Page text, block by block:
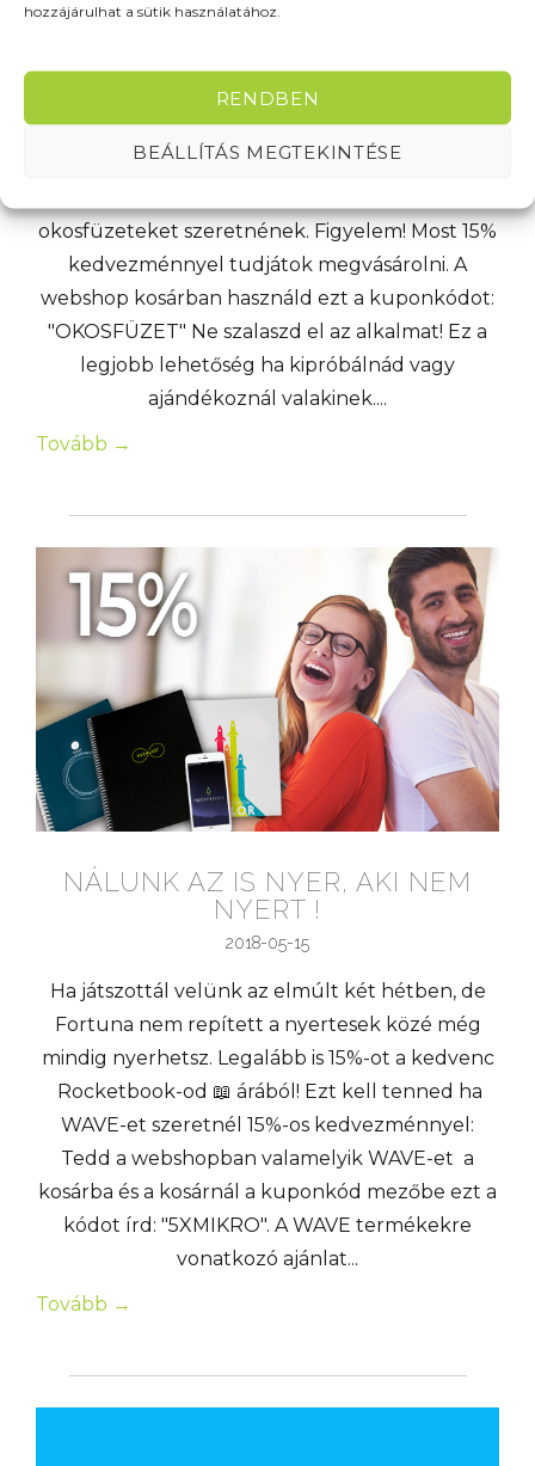
hozzájárulhat a sütik használatához.
RENDBEN
BEÁLLÍTÁS MEGTEKINTÉSE
EVERLAST
Igéretünkhöz híven ezen a héten (05.21.-05.27.)
okosfüzeteket szeretnének. Figyelem! Most 15%
kedvezménnyel tudjátok megvásárolni. A
webshop kosárban használd ezt a kuponkódot:
"OKOSFÜZET" Ne szalaszd el az alkalmat! Ez a
legjobb lehetőség ha kipróbálnád vagy
ajándékoznál valakinek....
Tovább →
NÁLUNK AZ IS NYER, AKI NEM
NYERT !
2018-05-15
Ha játszottál velünk az elmúlt két hétben, de
Fortuna nem repített a nyertesek közé még
mindig nyerhetsz. Legalább is 15%-ot a kedvenc
Rocketbook-od 📖 árából! Ezt kell tenned ha
WAVE-et szeretnél 15%-os kedvezménnyel:
Tedd a webshopban valamelyik WAVE-et a
kosárba és a kosárnál a kuponkód mezőbe ezt a
kódot írd: "5XMIKRO". A WAVE termékekre
vonatkozó ajánlat...
Tovább →